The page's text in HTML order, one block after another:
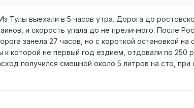
Тулы выехали в 5 часов утра. Дорога до
и скорость упала до не преличного. После
занела 27 часов, но с короткой остановкой на
которой не первый год ездием, отдовали по 250
получился смешной около 5 литров на сто, при